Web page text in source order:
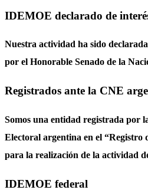
IDEMOE declarado de
Nuestra actividad ha sido
por el Honorable Senado de la
Registrados ante la CNE
Somos una entidad registrada por
Electoral argentina en el “Registro
para la realización de la actividad
IDEMOE federal